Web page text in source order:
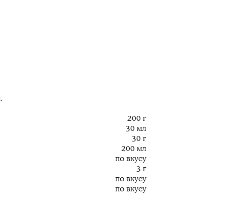
200 г
30 мл
30 г
200 мл
по вкусу
3 г
по вкусу
по вкусу